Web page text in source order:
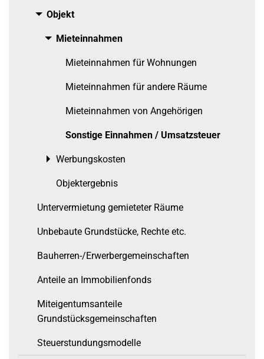
Objekt
Toggle menu
Mieteinnahmen
Toggle menu
Mieteinnahmen für Wohnungen
Mieteinnahmen für andere Räume
Mieteinnahmen von Angehörigen
Sonstige Einnahmen / Umsatzsteuer
Werbungskosten
Toggle menu
Objektergebnis
Untervermietung gemieteter Räume
Unbebaute Grundstücke, Rechte etc.
Bauherren-/Erwerbergemeinschaften
Anteile an Immobilienfonds
Miteigentumsanteile
Grundstücksgemeinschaften
Steuerstundungsmodelle